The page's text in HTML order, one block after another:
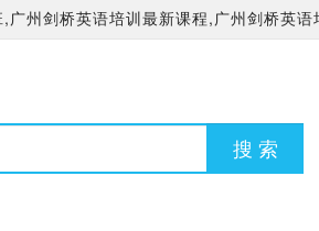
州剑桥英语培训最新课程,广州剑桥英